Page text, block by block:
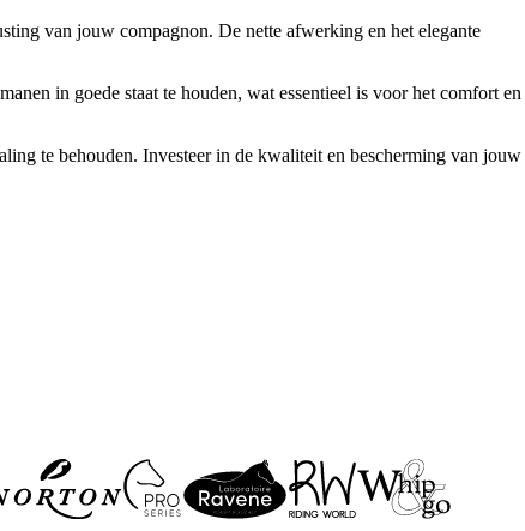
van jouw compagnon. De nette afwerking en het elegante
in goede staat te houden, wat essentieel is voor het comfort en
te behouden. Investeer in de kwaliteit en bescherming van jouw